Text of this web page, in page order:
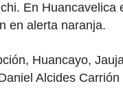
En
en alerta naranja.
Huancayo,
Alcides